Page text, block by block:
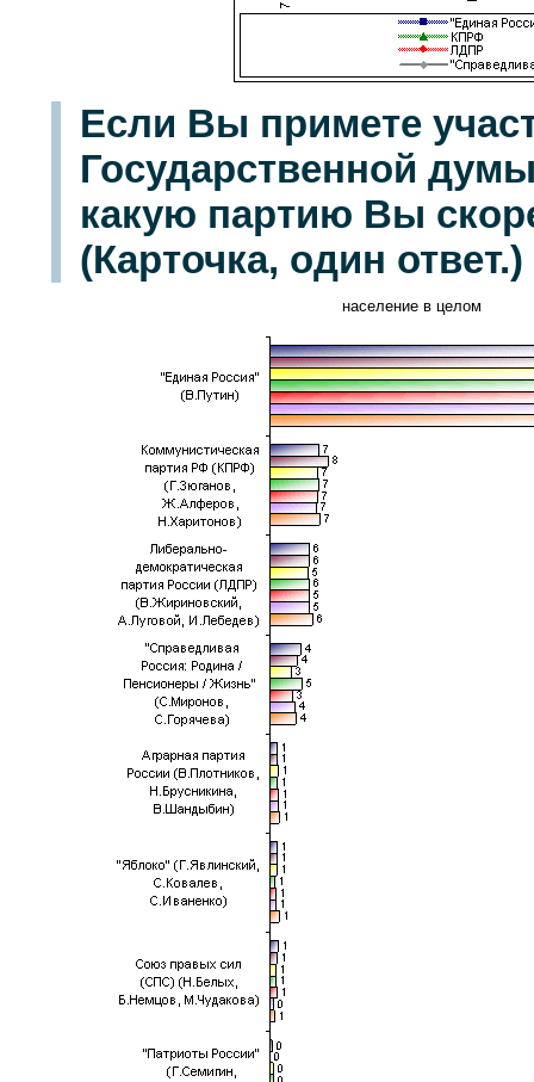
Если Вы примете
Государственной
какую партию Вы
(Карточка, один ответ.)
население в целом